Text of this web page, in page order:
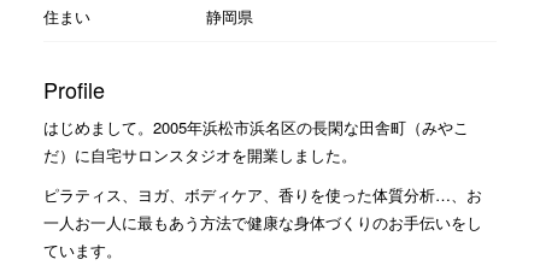
住まい 静岡県
Profile
はじめまして。2005年浜松市浜名区の長閑な田舎町（みやこ
だ）に自宅サロンスタジオを開業しました。
ピラティス、ヨガ、ボディケア、香りを使った体質分析…、お
一人お一人に最もあう方法で健康な身体づくりのお手伝いをし
ています。